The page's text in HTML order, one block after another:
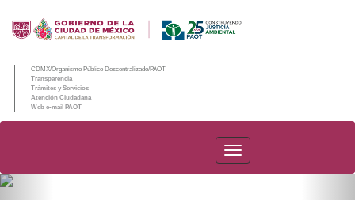
CDMX/Organismo Público Descentralizado/PAOT
Transparencia
Trámites y Servicios
Atención Ciudadana
Web e-mail PAOT
PAOT